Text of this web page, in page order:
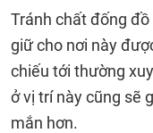
Tránh chất đống
giữ cho nơi này
chiếu tới thường
ở vị trí này cũng sẽ
mắn hơn.